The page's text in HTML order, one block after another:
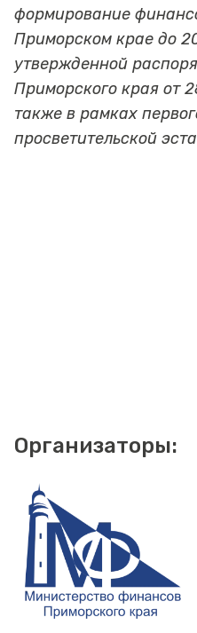
формирование
Приморском крае до
утвержденной
Приморского края от
также в рамках
просветительской
Организаторы: